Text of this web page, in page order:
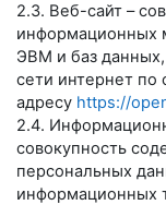
2.3. Веб-сайт –
информационных
ЭВМ и баз
сети интернет по
адресу https://
2.4.
совокупность
персональных
информационных